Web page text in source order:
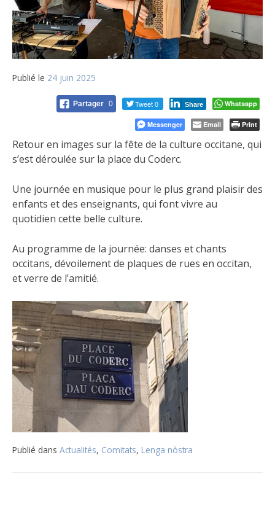
Publié le 24 juin 2025
Partager 0 Tweet 0 Share Whatsapp
Messenger Email Print
Retour en images sur la fête de la culture occitane, qui
s’est déroulée sur la place du Coderc.
Une journée en musique pour le plus grand plaisir des
enfants et des enseignants, qui font vivre au
quotidien cette belle culture.
Au programme de la journée: danses et chants
occitans, dévoilement de plaques de rues en occitan,
et verre de l’amitié.
Publié dans Actualités, Comitats, Lenga nòstra